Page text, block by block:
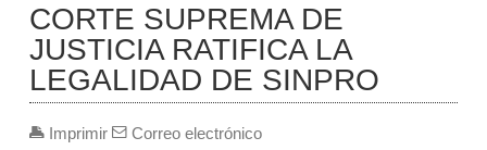
CORTE SUPREMA DE
JUSTICIA RATIFICA LA
LEGALIDAD DE SINPRO
Imprimir Correo electrónico